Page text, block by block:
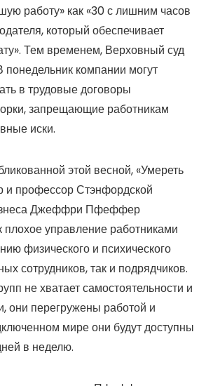
работу» как «30 с лишним часов
который обеспечивает
Тем временем, Верховный суд
компании могут
в трудовые договоры
запрещающие работникам
иски.
этой весной, «Умереть
и профессор Стэнфордской
Джеффри Пфеффер
плохое управление работниками
физического и психического
сотрудников, так и подрядчиков.
не хватает самостоятельности и
они перегружены работой и
мире они будут доступны
в неделю.